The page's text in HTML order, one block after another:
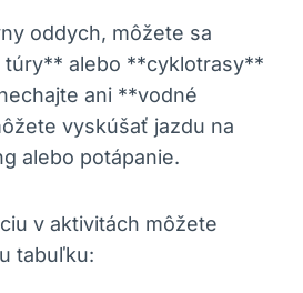
oddych, môžete sa
alebo **cyklotrasy**
ani **vodné
vyskúšať jazdu na
alebo potápanie.
v aktivitách môžete
tabuľku: